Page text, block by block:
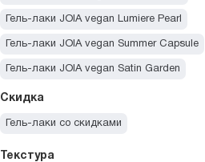
Гель-лаки JOIA vegan Lumiere Pearl
Гель-лаки JOIA vegan Summer Capsule
Гель-лаки JOIA vegan Satin Garden
Гель-лаки JOIA vegan Soft Power
Гель-лаки JOIA vegan Midnight Glow
Скидка
Гель-лаки со скидками
Текстура